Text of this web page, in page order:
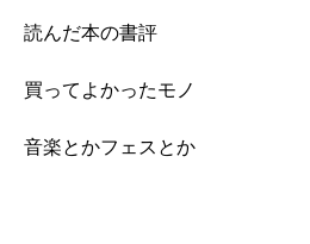
読んだ本の書評
買ってよかったモノ
音楽とかフェスとか